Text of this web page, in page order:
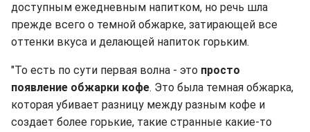
доступным ежедневным напитком, но речь шла
прежде всего о темной обжарке, затирающей все
оттенки вкуса и делающей напиток горьким.
"То есть по сути первая волна - это просто
появление обжарки кофе. Это была темная обжарка,
которая убивает разницу между разным кофе и
создает более горькие, такие странные какие-то